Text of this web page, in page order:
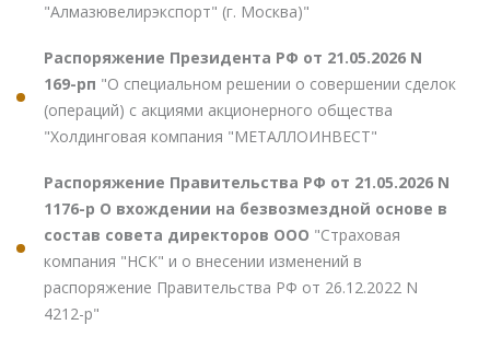
"Алмазювелирэкспорт" (г. Москва)"
Распоряжение Президента РФ от 21.05.2026 N
169-рп "О специальном решении о совершении сделок
(операций) с акциями акционерного общества
"Холдинговая компания "МЕТАЛЛОИНВЕСТ"
Распоряжение Правительства РФ от 21.05.2026 N
1176-р О вхождении на безвозмездной основе в
состав совета директоров ООО "Страховая
компания "НСК" и о внесении изменений в
распоряжение Правительства РФ от 26.12.2022 N
4212-р"